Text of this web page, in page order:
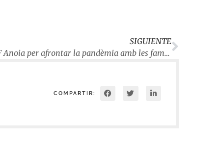
SIGUIENTE
La resilència, clau de volta del SOAF Anoia per afrontar la pandèmia amb les famílies
COMPARTIR: